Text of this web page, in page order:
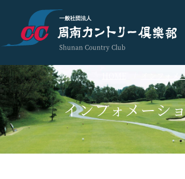
一般社団法人
Shunan Country Club
インフォメ
インフォメーシ